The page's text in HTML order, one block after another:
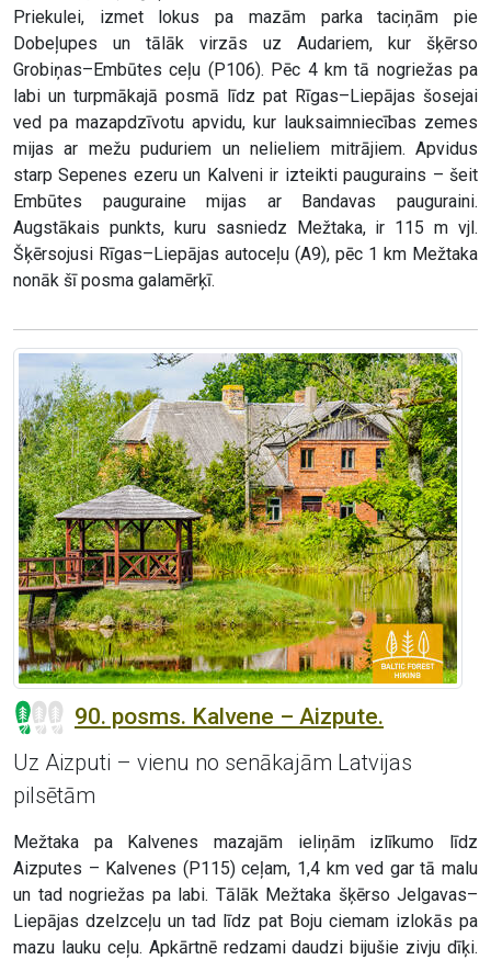
Priekulei, izmet lokus pa mazām parka taciņām pie
Dobeļupes un tālāk virzās uz Audariem, kur šķērso
Grobiņas–Embūtes ceļu (P106). Pēc 4 km tā nogriežas pa
labi un turpmākajā posmā līdz pat Rīgas–Liepājas šosejai
ved pa mazapdzīvotu apvidu, kur lauksaimniecības zemes
mijas ar mežu puduriem un nelieliem mitrājiem. Apvidus
starp Sepenes ezeru un Kalveni ir izteikti paugurains – šeit
Embūtes pauguraine mijas ar Bandavas pauguraini.
Augstākais punkts, kuru sasniedz Mežtaka, ir 115 m vjl.
Šķērsojusi Rīgas–Liepājas autoceļu (A9), pēc 1 km Mežtaka
nonāk šī posma galamērķī.
90. posms. Kalvene – Aizpute.
Uz Aizputi – vienu no senākajām Latvijas
pilsētām
Mežtaka pa Kalvenes mazajām ieliņām izlīkumo līdz
Aizputes – Kalvenes (P115) ceļam, 1,4 km ved gar tā malu
un tad nogriežas pa labi. Tālāk Mežtaka šķērso Jelgavas–
Liepājas dzelzceļu un tad līdz pat Boju ciemam izlokās pa
mazu lauku ceļu. Apkārtnē redzami daudzi bijušie zivju dīķi.